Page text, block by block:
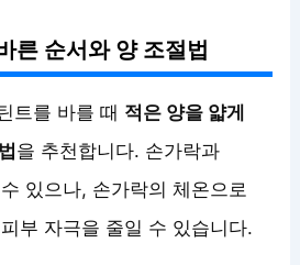
른 순서와 양 조절법
트를 바를 때 적은 양을 얇게
을 추천합니다. 손가락과
있으나, 손가락의 체온으로
부 자극을 줄일 수 있습니다.